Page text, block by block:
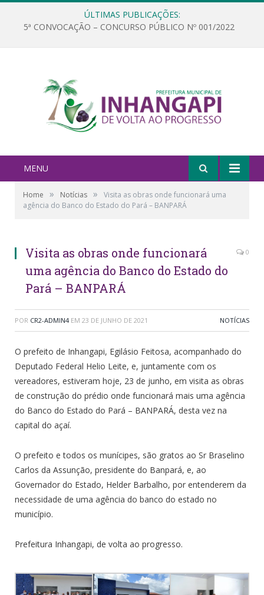
ÚLTIMAS PUBLICAÇÕES:
5ª CONVOCAÇÃO – CONCURSO PÚBLICO Nº 001/2022
MENU
Home » Notícias »
Visita as obras onde funcionará uma
agência do Banco do Estado do Pará – BANPARÁ
Visita as obras onde funcionará
uma agência do Banco do Estado do
Pará – BANPARÁ
0
POR CR2-ADMIN4 EM 23 DE JUNHO DE 2021 NOTÍCIAS
O prefeito de Inhangapi, Egilásio Feitosa, acompanhado do
Deputado Federal Helio Leite, e, juntamente com os
vereadores, estiveram hoje, 23 de junho, em visita as obras
de construção do prédio onde funcionará mais uma agência
do Banco do Estado do Pará – BANPARÁ, desta vez na
capital do açaí.
O prefeito e todos os munícipes, são gratos ao Sr Braselino
Carlos da Assunção, presidente do Banpará, e, ao
Governador do Estado, Helder Barbalho, por entenderem da
necessidade de uma agência do banco do estado no
município.
Prefeitura Inhangapi, de volta ao progresso.